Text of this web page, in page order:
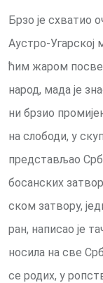
Бр­зо је схва­тио
Аустро-Угар­ској
ћим жа­ром
на­род, ма­да је
ни бр­зио
на сло­бо­ди, у
пред­ста­вљао
бо­сан­ских
ском за­тво­ру,
ран, на­пи­сао је
но­си­ла на све
се ро­дих, у